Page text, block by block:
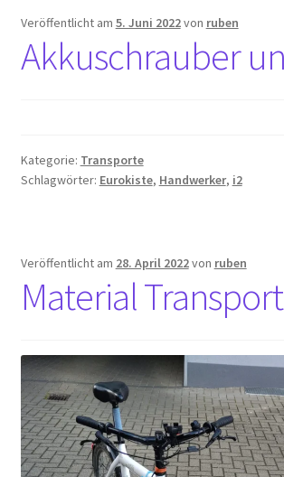
Veröffentlicht am 5. Juni 2022von ruben
Akkuschrauber
Kategorie: Transporte
Schlagwörter: Eurokiste, Handwerker, i2
Veröffentlicht am 28. April 2022von ruben
Material Transport